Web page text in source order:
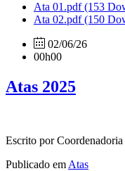
Ata 01.pdf(153
Ata 02.pdf(150
02/06/26
00h00
Atas 2025
Escrito por
Publicado em Atas